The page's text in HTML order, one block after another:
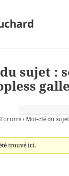
sujet :
Forums › Mot-clé du
trouvé ici.